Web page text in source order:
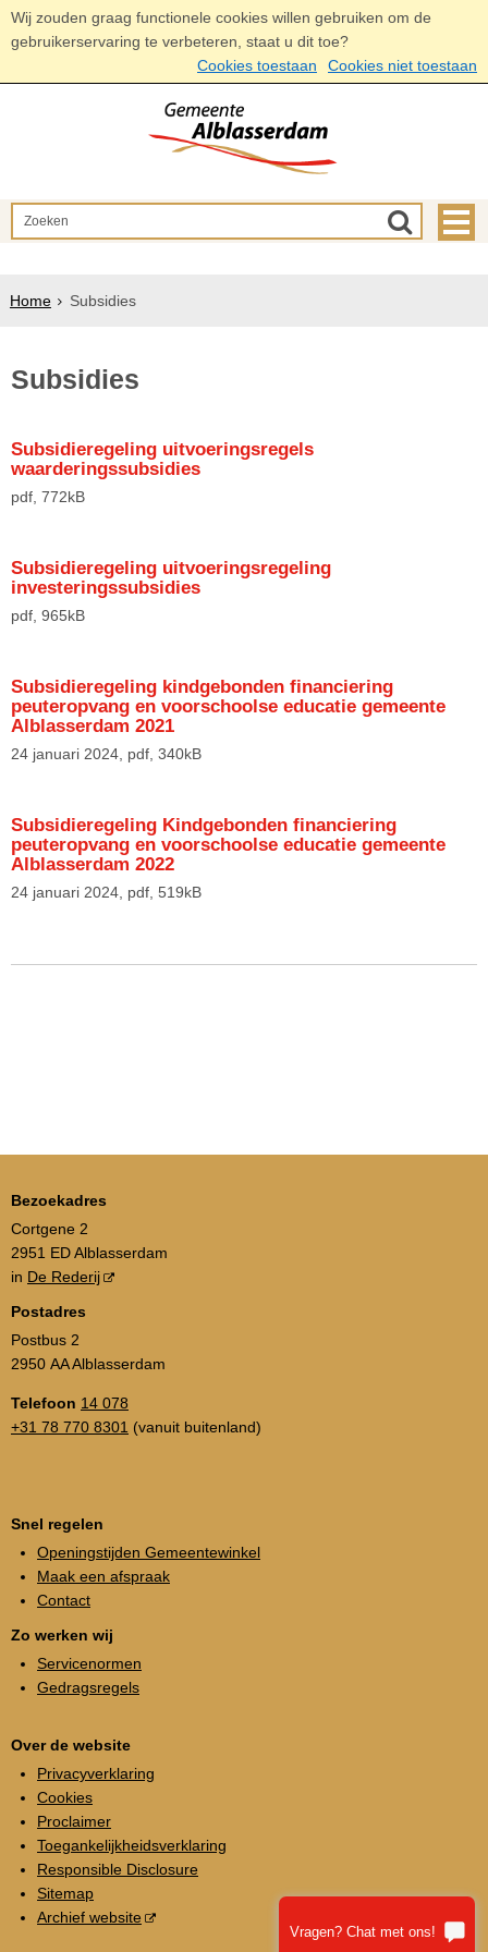
Wij zouden graag functionele cookies willen gebruiken om de
gebruikerservaring te verbeteren, staat u dit toe?
Cookies toestaan
Cookies niet toestaan
Home Subsidies
Subsidies
Subsidieregeling uitvoeringsregels
waarderingssubsidies
pdf , 772kB
Subsidieregeling uitvoeringsregeling
investeringssubsidies
pdf , 965kB
Subsidieregeling kindgebonden financiering
peuteropvang en voorschoolse educatie gemeente
Alblasserdam 2021
24 januari 2024, pdf , 340kB
Subsidieregeling Kindgebonden financiering
peuteropvang en voorschoolse educatie gemeente
Alblasserdam 2022
24 januari 2024, pdf , 519kB
Bezoekadres
Cortgene 2
2951 ED Alblasserdam
in De Rederij
Postadres
Postbus 2
2950 AA Alblasserdam
Telefoon 14 078
+31 78 770 8301 (vanuit buitenland)
Snel regelen
Openingstijden Gemeentewinkel
Maak een afspraak
Contact
Zo werken wij
Servicenormen
Gedragsregels
Over de website
Privacyverklaring
Cookies
Proclaimer
Toegankelijkheidsverklaring
Responsible Disclosure
Sitemap
Archief website